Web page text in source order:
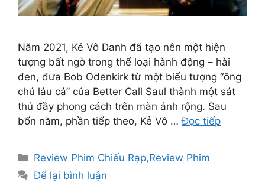
Năm 2021, Kẻ Vô Danh đã tạo nên một hiện
tượng bất ngờ trong thể loại hành động – hài
đen, đưa Bob Odenkirk từ một biểu tượng “ông
chú láu cá” của Better Call Saul thành một sát
thủ đầy phong cách trên màn ảnh rộng. Sau
bốn năm, phần tiếp theo, Kẻ Vô …Đọc tiếp
Danh
mục
Review Phim Chiếu Rạp,Review Phim
Để lại bình luận